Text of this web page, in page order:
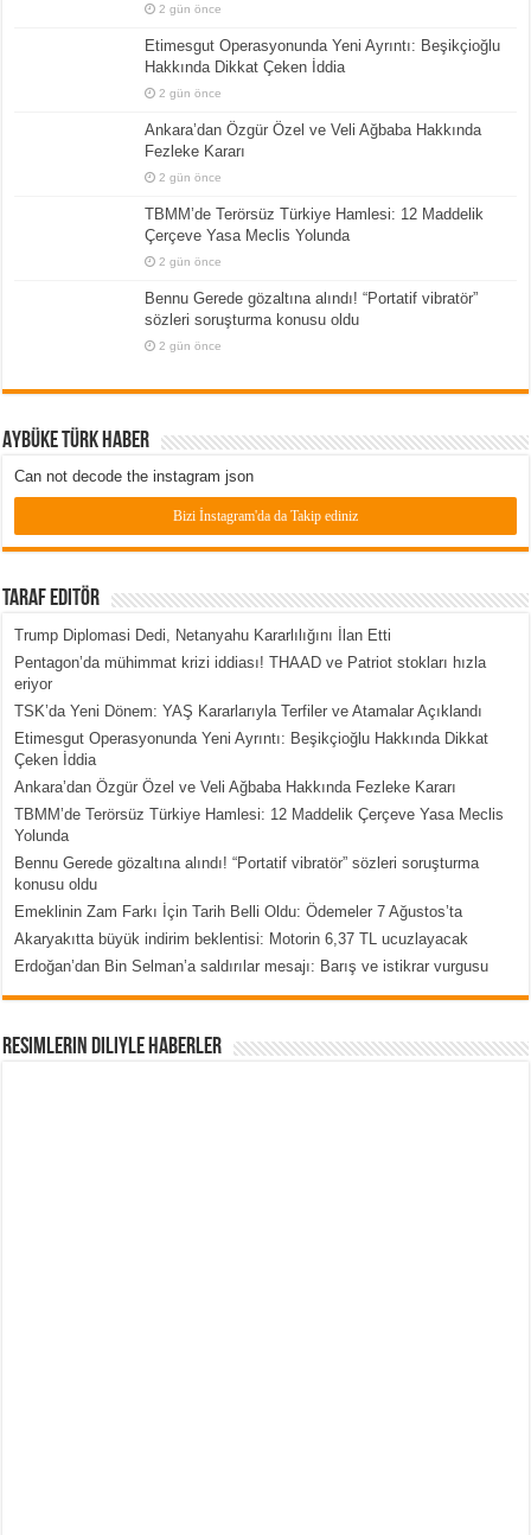
2 gün önce
Etimesgut Operasyonunda Yeni Ayrıntı: Beşikçioğlu
Hakkında Dikkat Çeken İddia
2 gün önce
Ankara’dan Özgür Özel ve Veli Ağbaba Hakkında
Fezleke Kararı
2 gün önce
TBMM’de Terörsüz Türkiye Hamlesi: 12 Maddelik
Çerçeve Yasa Meclis Yolunda
2 gün önce
Bennu Gerede gözaltına alındı! “Portatif vibratör”
sözleri soruşturma konusu oldu
2 gün önce
Aybüke Türk Haber
Can not decode the instagram json
Bizi İnstagram'da da Takip ediniz
Taraf Editör
Trump Diplomasi Dedi, Netanyahu Kararlılığını İlan Etti
Pentagon’da mühimmat krizi iddiası! THAAD ve Patriot stokları hızla
eriyor
TSK’da Yeni Dönem: YAŞ Kararlarıyla Terfiler ve Atamalar Açıklandı
Etimesgut Operasyonunda Yeni Ayrıntı: Beşikçioğlu Hakkında Dikkat
Çeken İddia
Ankara’dan Özgür Özel ve Veli Ağbaba Hakkında Fezleke Kararı
TBMM’de Terörsüz Türkiye Hamlesi: 12 Maddelik Çerçeve Yasa Meclis
Yolunda
Bennu Gerede gözaltına alındı! “Portatif vibratör” sözleri soruşturma
konusu oldu
Emeklinin Zam Farkı İçin Tarih Belli Oldu: Ödemeler 7 Ağustos’ta
Akaryakıtta büyük indirim beklentisi: Motorin 6,37 TL ucuzlayacak
Erdoğan’dan Bin Selman’a saldırılar mesajı: Barış ve istikrar vurgusu
Resimlerin Diliyle Haberler